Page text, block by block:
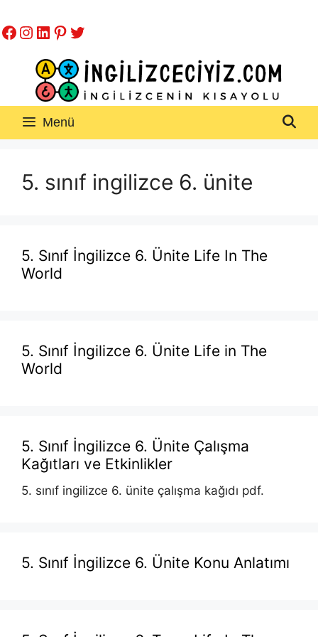
atla
Facebook
Instagram
LinkedIn
Pinterest
Twitter
Menü
5. sınıf ingilizce 6. ünite
5. Sınıf İngilizce 6. Ünite Life In The
World
5. Sınıf İngilizce 6. Ünite Life in The
World
5. Sınıf İngilizce 6. Ünite Çalışma
Kağıtları ve Etkinlikler
5. sınıf ingilizce 6. ünite çalışma kağıdı pdf.
5. Sınıf İngilizce 6. Ünite Konu Anlatımı